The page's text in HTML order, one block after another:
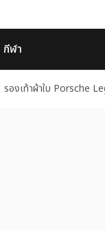
กีฬา
รองเท้าผ้าใบ Porsche